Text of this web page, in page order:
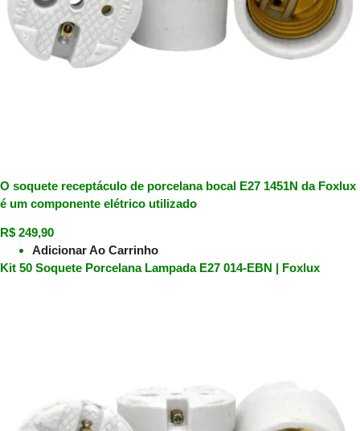
O soquete receptáculo de porcelana bocal E27 1451N da Foxlux
é um componente elétrico utilizado
R$ 249,90
Adicionar Ao Carrinho
Kit 50 Soquete Porcelana Lampada E27 014-EBN | Foxlux